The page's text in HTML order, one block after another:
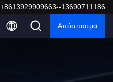
+8613929909663--13690711186
Απόσπασμα